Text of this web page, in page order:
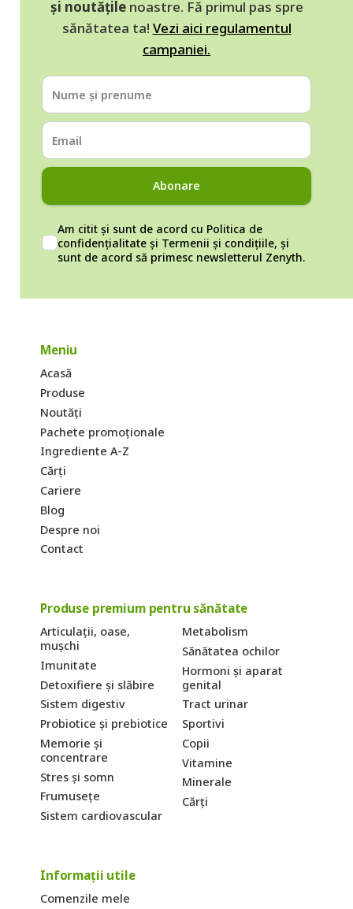
și noutățilenoastre. Fă primul pas spre
sănătatea ta! Vezi aici regulamentul
campaniei.
Abonare
Am citit și sunt de acord cu Politica de
confidențialitate și Termenii și condițiile, și
sunt de acord să primesc newsletterul Zenyth.
Meniu
Acasă
Produse
Noutăți
Pachete promoționale
Ingrediente A-Z
Cărți
Cariere
Blog
Despre noi
Contact
Produse premium pentru sănătate
Articulații, oase,
mușchi
Imunitate
Detoxifiere și slăbire
Sistem digestiv
Probiotice și prebiotice
Memorie și
concentrare
Stres și somn
Frumusețe
Sistem cardiovascular
Metabolism
Sănătatea ochilor
Hormoni și aparat
genital
Tract urinar
Sportivi
Copii
Vitamine
Minerale
Cărți
Informații utile
Comenzile mele